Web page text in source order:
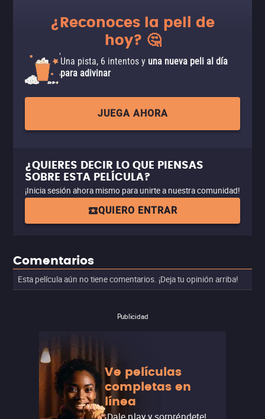
¿Reconoces la peli de
hoy? 🤔
Una pista, 6 intentos y una nueva peli al día
para adivinar
JUEGA AHORA
¿QUIERES DECIR LO QUE PIENSAS
SOBRE ESTA PELÍCULA?
¡Inicia sesión ahora mismo para unirte a nuestra comunidad!
QUIERO ENTRAR
Comentarios
Esta película aún no tiene comentarios. ¡Deja tu opinión arriba!
Publicidad
Ve películas
completas en
línea